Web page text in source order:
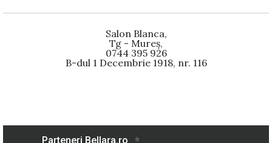
Salon Blanca,
Tg - Mureș,
0744 395 926
B-dul 1 Decembrie 1918, nr. 116